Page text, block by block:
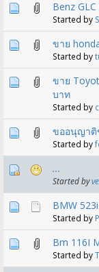
Benz
Started by
ขาย
Started by
ขาย
บาท
Started by
ขออนุญาติ
Started by
...
Started by
BMW
Started by
Bm 116I
Started by